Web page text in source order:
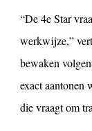
“De 4e Star
werkwijze,”
bewaken
exact aantonen
die vraagt om